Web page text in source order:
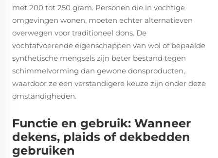
met 200 tot 250 gram. Personen die in vochtige
omgevingen wonen, moeten echter alternatieven
overwegen voor traditioneel dons. De
vochtafvoerende eigenschappen van wol of bepaalde
synthetische mengsels zijn beter bestand tegen
schimmelvorming dan gewone donsproducten,
waardoor ze een verstandigere keuze zijn onder deze
omstandigheden.
Functie en gebruik: Wanneer
dekens, plaids of dekbedden
gebruiken